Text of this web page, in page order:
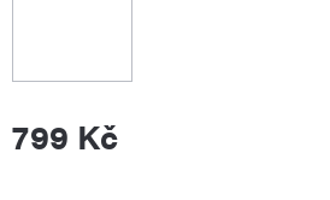
799 Kč